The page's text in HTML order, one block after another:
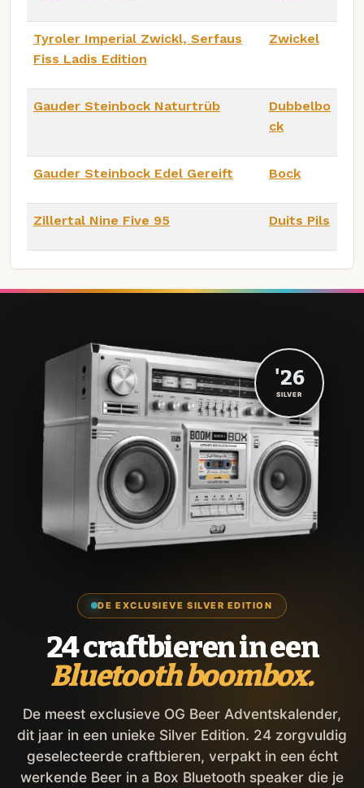
Tyroler Imperial Zwickl, Serfaus
Fiss Ladis Edition
Zwickel
Gauder Steinbock Naturtrüb
Dubbelbo
ck
Gauder Steinbock Edel Gereift Bock
Zillertal Nine Five 95 Duits Pils
DE EXCLUSIEVE SILVER EDITION
24 craftbieren in een
Bluetooth boombox.
De meest exclusieve OG Beer Adventskalender,
dit jaar in een unieke Silver Edition. 24 zorgvuldig
geselecteerde craftbieren, verpakt in een écht
werkende Beer in a Box Bluetooth speaker die je
'26
SILVER